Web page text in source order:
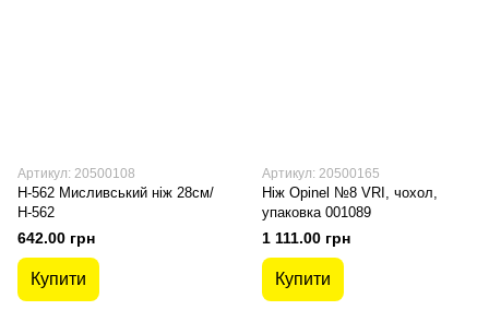
Артикул: 20500108
Н-562 Мисливський ніж 28см/
Н-562
642.00 грн
Купити
Артикул: 20500165
Ніж Opinel №8 VRI, чохол,
упаковка 001089
1 111.00 грн
Купити